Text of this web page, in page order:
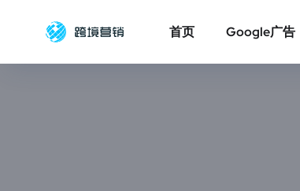
首页 Google广告